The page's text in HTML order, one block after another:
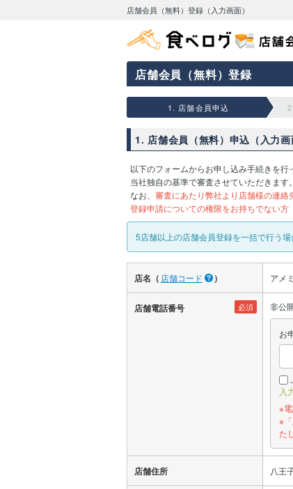
店舗会員（無料）登録（入力画面）
店舗会員（無料）登録
1. 店舗会員申込
1. 店舗会員（無料）申込（入力画
以下のフォームからお申し込み手続きを行
当社独自の基準で審査させていただきます
なお、 審査にあたり弊社より店舗様の連絡
登録申請についての権限をお持ちでない方
5店舗以上の店舗会員登録を一括で行う場
店名（ 店舗コード ） アメ
必須
店舗電話番号 非公
お
入
※
※
た
店舗住所 八王